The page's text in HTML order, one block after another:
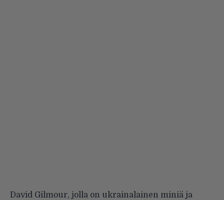
David Gilmour, jolla on ukrainalainen miniä ja